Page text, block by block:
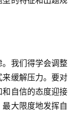
我们得学会调整
缓解压力。要对
自信的态度迎接
大限度地发挥自